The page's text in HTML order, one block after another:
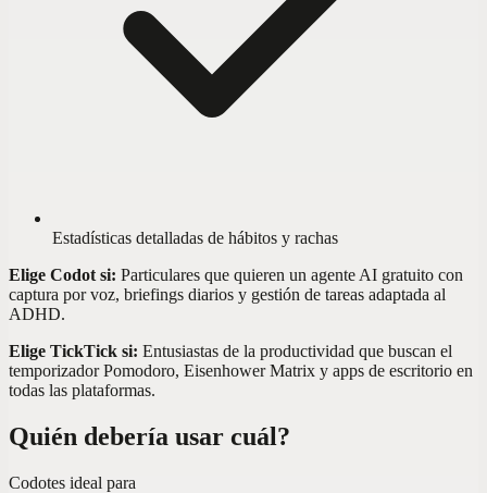
Estadísticas detalladas de hábitos y rachas
Elige Codot si: Particulares que quieren un agente AI gratuito con
captura por voz, briefings diarios y gestión de tareas adaptada al
ADHD.
Elige TickTick si: Entusiastas de la productividad que buscan el
temporizador Pomodoro, Eisenhower Matrix y apps de escritorio en
todas las plataformas.
Quién debería usar cuál?
Codotes ideal para